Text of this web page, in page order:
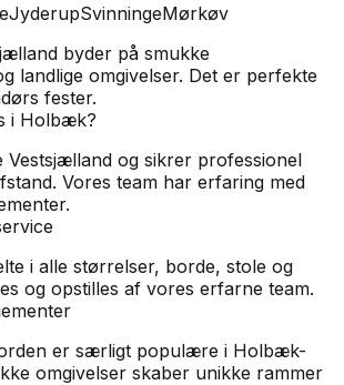
JyderupSvinningeMørkøv
byder på smukke
landlige omgivelser. Det er perfekte
fester.
i Holbæk?
Vestsjælland og sikrer professionel
Vores team har erfaring med
i alle størrelser, borde, stole og
og opstilles af vores erfarne team.
er særligt populære i Holbæk-
omgivelser skaber unikke rammer